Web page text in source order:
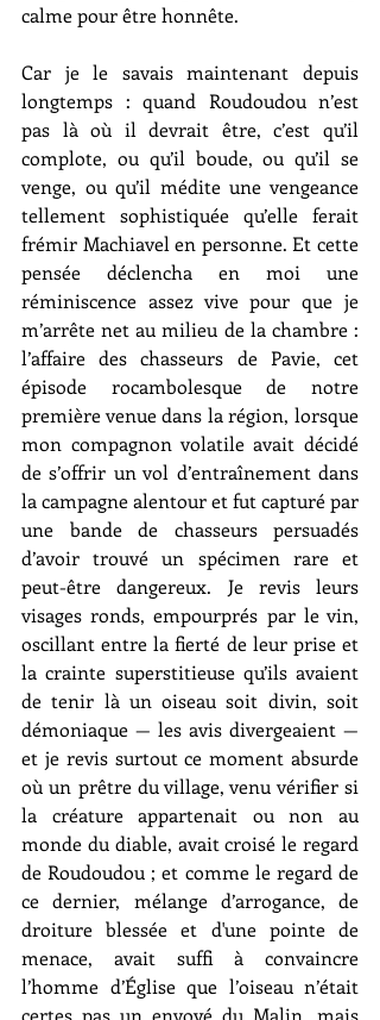
calme pour être honnête.
Car je le savais maintenant depuis
longtemps : quand Roudoudou n’est
pas là où il devrait être, c’est qu’il
complote, ou qu’il boude, ou qu’il se
venge, ou qu’il médite une vengeance
tellement sophistiquée qu’elle ferait
frémir Machiavel en personne. Et cette
pensée déclencha en moi une
réminiscence assez vive pour que je
m’arrête net au milieu de la chambre :
l’affaire des chasseurs de Pavie, cet
épisode rocambolesque de notre
première venue dans la région, lorsque
mon compagnon volatile avait décidé
de s’offrir un vol d’entraînement dans
la campagne alentour et fut capturé par
une bande de chasseurs persuadés
d’avoir trouvé un spécimen rare et
peut-être dangereux. Je revis leurs
visages ronds, empourprés par le vin,
oscillant entre la fierté de leur prise et
la crainte superstitieuse qu’ils avaient
de tenir là un oiseau soit divin, soit
démoniaque — les avis divergeaient —
et je revis surtout ce moment absurde
où un prêtre du village, venu vérifier si
la créature appartenait ou non au
monde du diable, avait croisé le regard
de Roudoudou ; et comme le regard de
ce dernier, mélange d’arrogance, de
droiture blessée et d'une pointe de
menace, avait suffi à convaincre
l’homme d’Église que l’oiseau n’était
certes pas un envoyé du Malin, mais